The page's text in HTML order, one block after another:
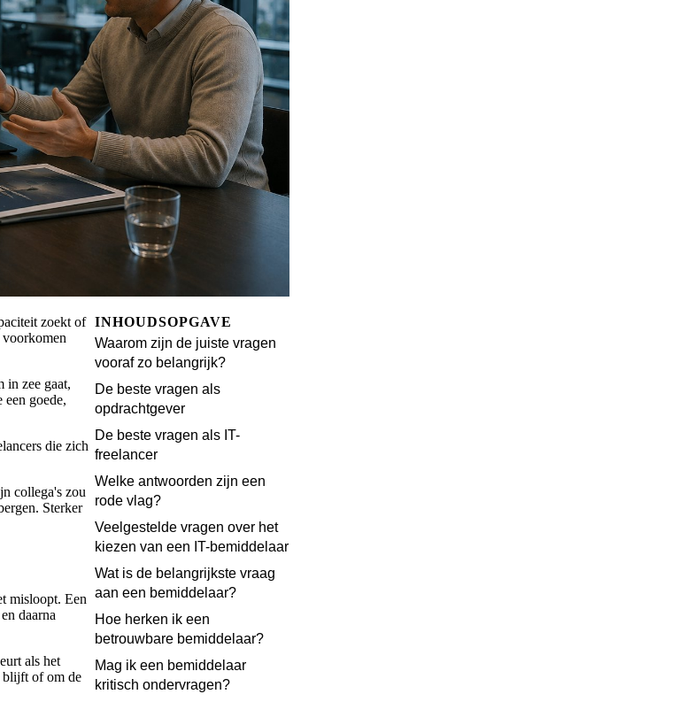
zoekt of
in zee gaat,
goede,
die zich
collega's zou
Sterker
misloopt. Een
daarna
als het
blijft of om de
INHOUDSOPGAVE
Waarom zijn de juiste vragen
vooraf zo belangrijk?
De beste vragen als
opdrachtgever
De beste vragen als IT-
freelancer
Welke antwoorden zijn een
rode vlag?
Veelgestelde vragen over het
kiezen van een IT-bemiddelaar
Wat is de belangrijkste vraag
aan een bemiddelaar?
Hoe herken ik een
betrouwbare bemiddelaar?
Mag ik een bemiddelaar
kritisch ondervragen?